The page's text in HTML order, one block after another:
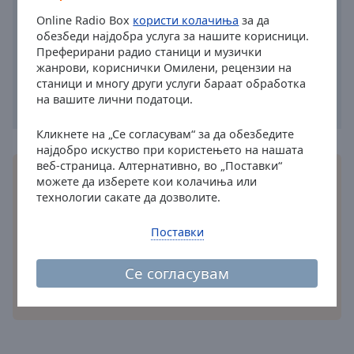
Online Radio Box користи колачиња за да
обезбеди најдобра услуга за нашите корисници.
Преферирани радио станици и музички
жанрови, кориснички Омилени, рецензии на
станици и многу други услуги бараат обработка
на вашите лични податоци.
Кликнете на „Се согласувам“ за да обезбедите
најдобро искуство при користењето на нашата
веб-страница. Алтернативно, во „Поставки“
можете да изберете кои колачиња или
технологии сакате да дозволите.
Се согласувам
Поставки
Background
Opacity
Family
Инсталирајте ја бесплатната Online Radio Box
апликацијана вашиот паметен телефон и
онлајн – каде и да сте!